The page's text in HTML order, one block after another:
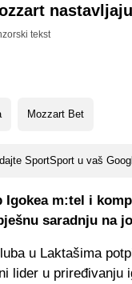
tekst
Mozzart Bet
SportSport u vaš
Igokea m:tel i
saradnju na
u Laktašima
lider u priređivanju